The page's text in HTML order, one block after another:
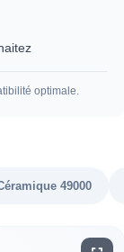
optimale.
49000